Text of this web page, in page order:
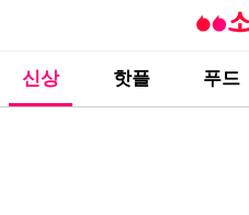
신상 핫플 푸드